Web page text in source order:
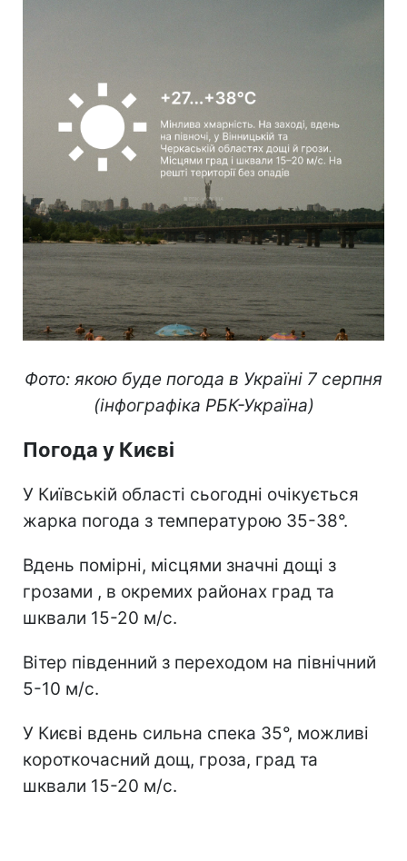
Фото: якою буде погода в Україні 7 серпня
(інфографіка РБК-Україна)
Погода у Києві
У Київській області сьогодні очікується
жарка погода з температурою 35-38°.
Вдень помірні, місцями значні дощі з
грозами , в окремих районах град та
шквали 15-20 м/с.
Вітер південний з переходом на північний
5-10 м/с.
У Києві вдень сильна спека 35°, можливі
короткочасний дощ, гроза, град та
шквали 15-20 м/с.